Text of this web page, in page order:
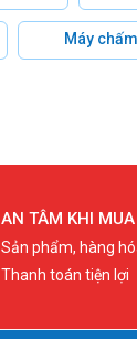
Máy
AN TÂM KHI
Sản phẩm, hàng
Thanh toán tiện lợi